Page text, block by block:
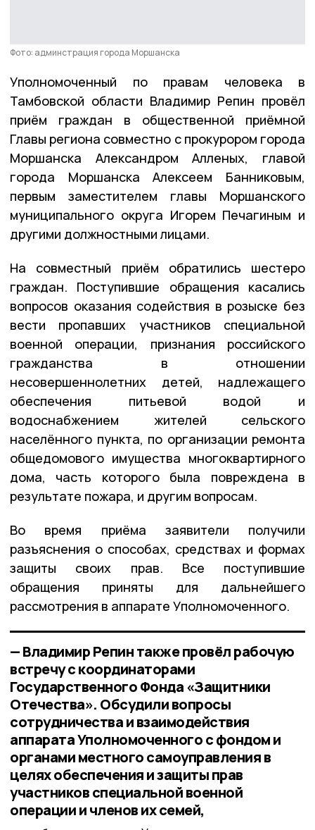
Фото: админстрация города Моршанска
Уполномоченный по правам человека в
Тамбовской области Владимир Репин провёл
приём граждан в общественной приёмной
Главы региона совместно с прокурором города
Моршанска Александром Алленых, главой
города Моршанска Алексеем Банниковым,
первым заместителем главы Моршанского
муниципального округа Игорем Печагиным и
другими должностными лицами.
На совместный приём обратились шестеро
граждан. Поступившие обращения касались
вопросов оказания содействия в розыске без
вести пропавших участников специальной
военной операции, признания российского
гражданства в отношении
несовершеннолетних детей, надлежащего
обеспечения питьевой водой и
водоснабжением жителей сельского
населённого пункта, по организации ремонта
общедомового имущества многоквартирного
дома, часть которого была повреждена в
результате пожара, и другим вопросам.
Во время приёма заявители получили
разъяснения о способах, средствах и формах
защиты своих прав. Все поступившие
обращения приняты для дальнейшего
рассмотрения в аппарате Уполномоченного.
— Владимир Репин также провёл рабочую
встречу с координаторами
Государственного Фонда «Защитники
Отечества». Обсудили вопросы
сотрудничества и взаимодействия
аппарата Уполномоченного с фондом и
органами местного самоуправления в
целях обеспечения и защиты прав
участников специальной военной
операции и членов их семей,